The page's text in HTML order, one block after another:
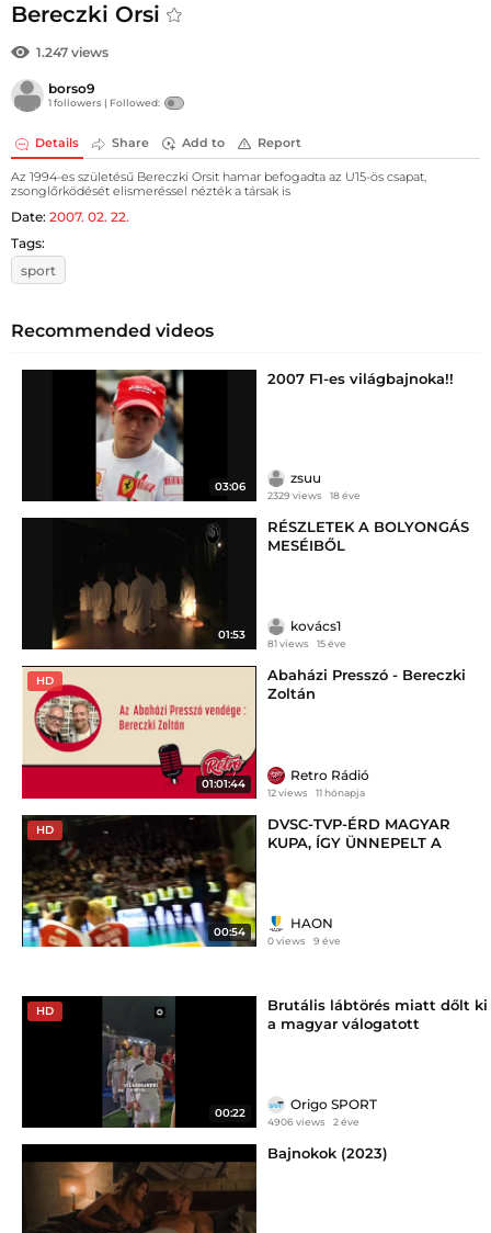
Bereczki Orsi
1.247 views
borso9
1 followers | Followed:
Details Share Add to Report
Az 1994-es születésű Bereczki Orsit hamar befogadta az U15-ös csapat,
zsonglőrködését elismeréssel nézték a társak is
Date: 2007. 02. 22.
Tags:
sport
Recommended videos
03:06
2007 F1-es világbajnoka!!
zsuu
2329 views 18 éve
01:53
RÉSZLETEK A BOLYONGÁS
MESÉIBŐL
kovács1
81 views 15 éve
HD
01:01:44
Abaházi Presszó - Bereczki
Zoltán
Retro Rádió
12 views 11 hónapja
HD
00:54
DVSC-TVP-ÉRD MAGYAR
KUPA, ÍGY ÜNNEPELT A
HAON
0 views 9 éve
HD
00:22
Brutális lábtörés miatt dőlt ki
a magyar válogatott
Origo SPORT
4906 views 2 éve
Bajnokok (2023)